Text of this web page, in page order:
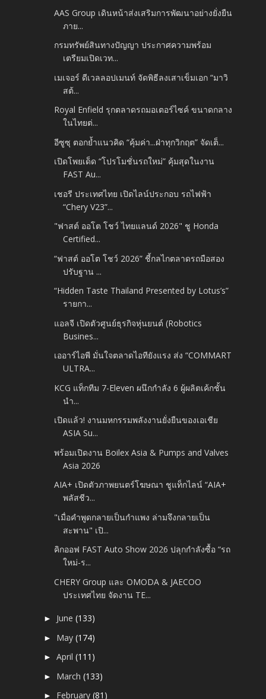
AAS Group เดินหน้าส่งเสริมการพัฒนาอย่างยั่งยืน
ภาย...
กรมทรัพย์สินทางปัญญา ประกาศความพร้อม
เตรียมเปิดเวท...
เมเจอร์ ดีเวลลอปเมนท์ จัดพิธีลงเสาเข็มเอก “มาวิ
สต้...
Royal Enfield รุกตลาดรถมอเตอร์ไซค์ ขนาดกลาง
ในไทยต่...
อีซูซุ ตอกย้ำแนวคิด “คุ้มค่า...ฝ่าทุกวิกฤต” จัดเต็...
เปิดโพยเด็ด “โปรโมชั่นรถใหม่” คุ้มสุดในงาน
FAST Au...
เชอรี ประเทศไทย เปิดไลน์ประกอบ รถไฟฟ้า
“Chery V23”...
"ฟาสต์ ออโต โชว์ ไทยแลนด์ 2026" ชู Honda
Certified...
“ฟาสต์ ออโต โชว์ 2026” ชี้กลไกตลาดรถมือสอง
ปรับฐาน ...
“Hidden Taste Thailand Presented by Lotus’s”
รายกา...
แอลจี เปิดตัวศูนย์ธุรกิจหุ่นยนต์ (Robotics
Busines...
เออาร์ไอพี มั่นใจตลาดไอทียังแรง ส่ง “COMMART
ULTRA...
KCG แท็กทีม 7-Eleven ผนึกกำลัง 6 ผู้ผลิตเค้กชั้น
นำ...
เปิดแล้ว! งานมหกรรมพลังงานยั่งยืนของเอเชีย
ASIA Su...
พร้อมเปิดงาน Boilex Asia & Pumps and Valves
Asia 2026
AIA+ เปิดตัวภาพยนตร์โฆษณา ชูแท็กไลน์ “AIA+
พลัสชีว...
"เมื่อคำพูดกลายเป็นกำแพง ล่ามจึงกลายเป็น
สะพาน" เปิ...
คิกออฟ FAST Auto Show 2026 ปลุกกำลังซื้อ “รถ
ใหม่-ร...
CHERY Group และ OMODA & JAECOO
ประเทศไทย จัดงาน TE...
► June(133)
► May(174)
►April(111)
► March(133)
► February(81)